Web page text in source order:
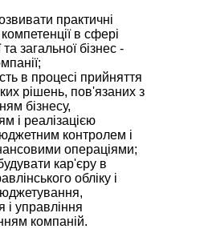
практичні
в сфері
загальної бізнес -
в процесі прийняття
рішень, пов'язаних з
бізнесу,
і реалізацією
контролем і
операціями;
кар'єру в
обліку і
і управління
компаній.